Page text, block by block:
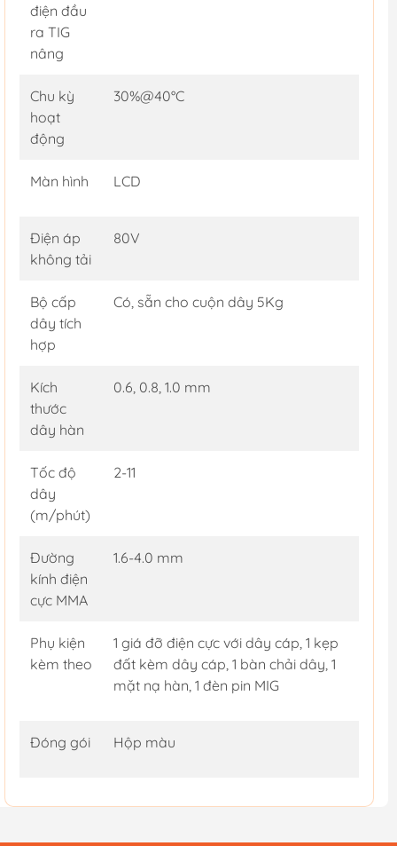
điện đầu
ra TIG
nâng
Chu kỳ
hoạt
động
30%@40°C
Màn hình LCD
Điện áp
không tải
80V
Bộ cấp
dây tích
hợp
Có, sẵn cho cuộn dây 5Kg
Kích
thước
dây hàn
0.6, 0.8, 1.0 mm
Tốc độ
dây
(m/phút)
2-11
Đường
kính điện
cực MMA
1.6-4.0 mm
Phụ kiện
kèm theo
1 giá đỡ điện cực với dây cáp, 1 kẹp
đất kèm dây cáp, 1 bàn chải dây, 1
mặt nạ hàn, 1 đèn pin MIG
Đóng gói Hộp màu